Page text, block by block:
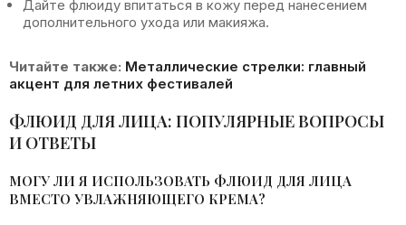
Дайте флюиду впитаться в кожу перед нанесением
дополнительного ухода или макияжа.
Читайте также: Металлические стрелки: главный
акцент для летних фестивалей
ФЛЮИД ДЛЯ ЛИЦА: ПОПУЛЯРНЫЕ ВОПРОСЫ
И ОТВЕТЫ
МОГУ ЛИ Я ИСПОЛЬЗОВАТЬ ФЛЮИД ДЛЯ ЛИЦА
ВМЕСТО УВЛАЖНЯЮЩЕГО КРЕМА?